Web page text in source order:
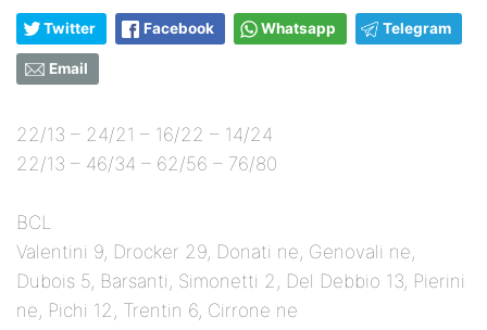
Twitter Facebook Whatsapp Telegram
Email
22/13 – 24/21 – 16/22 – 14/24
22/13 – 46/34 – 62/56 – 76/80
BCL
Valentini 9, Drocker 29, Donati ne, Genovali ne,
Dubois 5, Barsanti, Simonetti 2, Del Debbio 13, Pierini
ne, Pichi 12, Trentin 6, Cirrone ne